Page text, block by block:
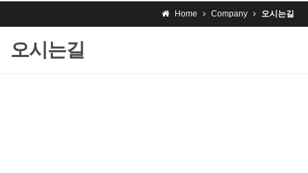
Home Company 오시는길
오시는길